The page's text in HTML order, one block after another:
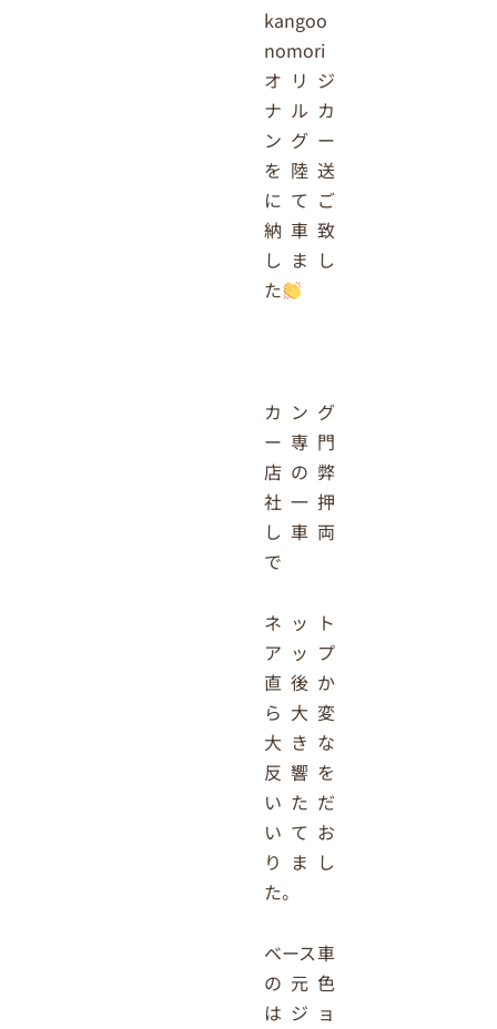
kangoo
nomori
オリジ
ナルカ
ングー
を陸送
にてご
納車致
しまし
た
カング
ー専門
店の弊
社一押
し車両
で
ネット
アップ
直後か
ら大変
大きな
反響を
いただ
いてお
りまし
た。
ベース車
の元色
はジョ